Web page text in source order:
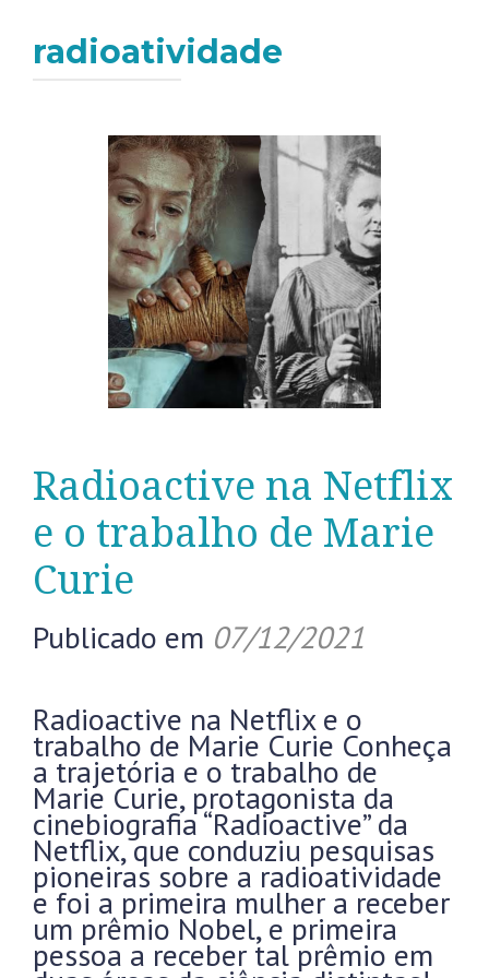
radioatividade
Radioactive na Netflix
e o trabalho de Marie
Curie
Publicado em 07/12/2021
Radioactive na Netflix e o
trabalho de Marie Curie Conheça
a trajetória e o trabalho de
Marie Curie, protagonista da
cinebiografia “Radioactive” da
Netflix, que conduziu pesquisas
pioneiras sobre a radioatividade
e foi a primeira mulher a receber
um prêmio Nobel, e primeira
pessoa a receber tal prêmio em